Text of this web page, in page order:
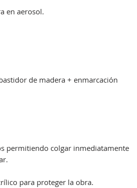
en aerosol.
de madera + enmarcación
permitiendo colgar inmediatamente
para proteger la obra.